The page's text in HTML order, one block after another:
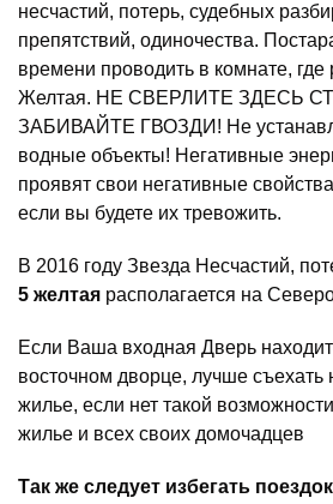
несчастий, потерь, судебных
препятствий, одиночества.
времени проводить в комнате,
Желтая. НЕ СВЕРЛИТЕ ЗДЕСЬ
ЗАБИВАЙТЕ ГВОЗДИ! Не
водные объекты! Негативные
проявят свои негативные
если вы будете их тревожить.
В 2016 году Звезда Несчастий,
5 желтая располагается на
Если Ваша входная Дверь
восточном дворце, лучше съехать
жилье, если нет такой
жилье и всех своих домочадцев
Так же следует избегать